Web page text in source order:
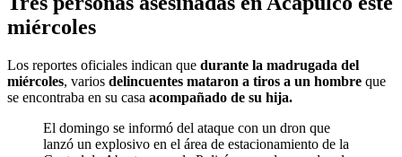
miércoles
Los reportes oficiales indican que durante la madrugada del
miércoles, varios delincuentes mataron a tiros a un hombre que
se encontraba en su casa acompañado de su hija.
El domingo se informó del ataque con un dron que
lanzó un explosivo en el área de estacionamiento de la